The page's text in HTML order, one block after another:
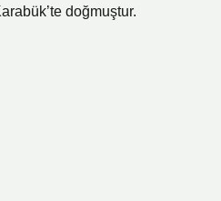
doğmuştur.